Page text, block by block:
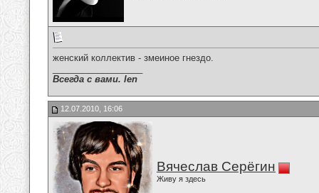
женский коллектив - змеиное гнездо.
Всегда с вами. len
12.07.2010, 16:06
Вячеслав Серёгин
Живу я здесь